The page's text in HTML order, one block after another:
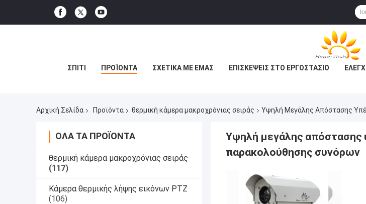
ΣΠΊΤΙ ΠΡΟΪΌΝΤΑ ΣΧΕΤΙΚΆ ΜΕ ΕΜΆΣ ΕΠΙΣΚΈΨΕΙΣ ΣΤΟ ΕΡΓΟΣΤΆΣΙΟ
Αρχική Σελίδα Προϊόντα θερμική κάμερα μακροχρόνιας σειράς Υψηλή Μεγάλης Απόστασης
ΌΛΑ ΤΑ ΠΡΟΪΌΝΤΑ
θερμική κάμερα μακροχρόνιας σειράς
(117)
Κάμερα θερμικής λήψης εικόνων PTZ
(106)
Υψηλή μεγάλης απόστασης
παρακολούθησης συνόρων